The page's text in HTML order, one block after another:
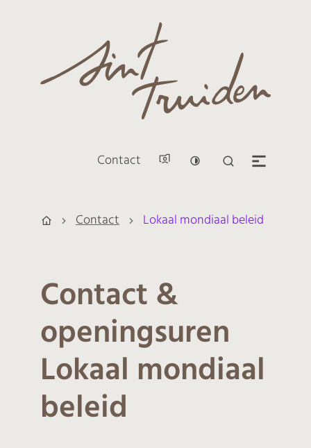
Contact Hoog contrast
Zoek tonen /
Startpagina
Contact Lokaal mondiaal beleid
Contact &
openingsuren
Lokaal mondiaal
beleid